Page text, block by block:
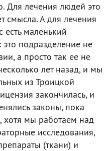
Для лечения людей это
смысла. А для лечения
есть маленький
это подразделение не
а просто так ее не
лет назад, и мы
из Троицкой
закончилась, и
законы, пока
хотя мы работаем над
исследования,
(ткани) и